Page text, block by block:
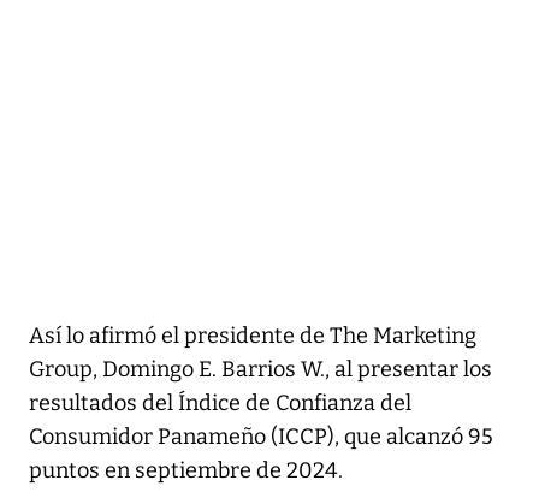
Así lo afirmó el presidente de The Marketing
Group, Domingo E. Barrios W., al presentar los
resultados del Índice de Confianza del
Consumidor Panameño (ICCP), que alcanzó 95
puntos en septiembre de 2024.